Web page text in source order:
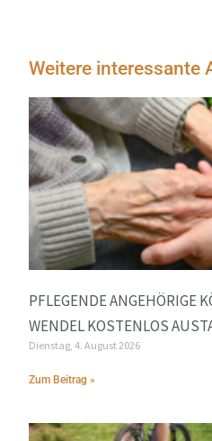
Weitere interessante
PFLEGENDE ANGEHÖRIGE
WENDEL KOSTENLOS
Dienstag, 4. August 2026
Zum Beitrag »